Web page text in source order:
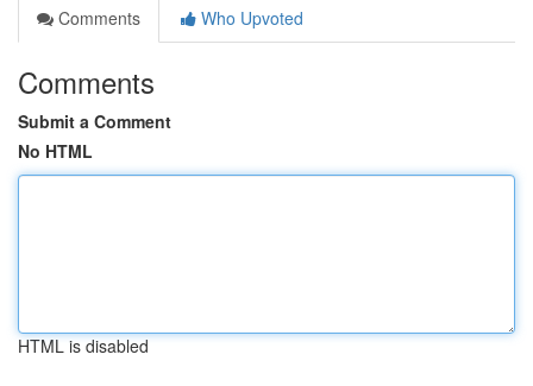
Comments
Who Upvoted
Comments
Submit a Comment
No HTML
HTML is disabled